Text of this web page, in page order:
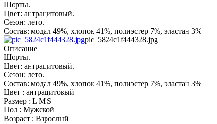
Шорты.
Цвет: антрацитовый.
Сезон: лето.
Состав: модал 49%, хлопок 41%, полиэстер 7%, эластан 3%
pic_5824c1f444328.jpg
Описание
Шорты.
Цвет: антрацитовый.
Сезон: лето.
Состав: модал 49%, хлопок 41%, полиэстер 7%, эластан 3%
Цвет : антрацитовый
Размер : L|M|S
Пол : Мужской
Возраст : Взрослый